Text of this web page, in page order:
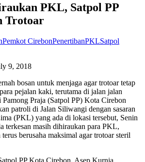
PKL, Satpol PP
Trotoar
Pemkot CirebonPenertibanPKLSatpol
9, 2018
bosan untuk menjaga agar trotoar tetap
pejalan kaki, terutama di jalan jalan
Praja (Satpol PP) Kota Cirebon
patroli di Jalan Siliwangi dengan sasaran
(PKL) yang ada di lokasi tersebut, Senin
terkesan masih dihiraukan para PKL,
berusaha maksimal agar trotoar steril
PP Kota Cirebon, Asep Kurnia